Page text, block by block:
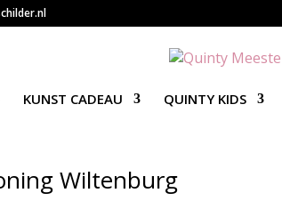
KUNST CADEAU QUINTY KIDS
Wiltenburg